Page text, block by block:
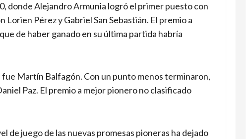
donde Alejandro Armunia logró el primer puesto con
Pérez y Gabriel San Sebastián. El premio a
de haber ganado en su última partida habría
Martín Balfagón. Con un punto menos terminaron,
Paz. El premio a mejor pionero no clasificado
de juego de las nuevas promesas pioneras ha dejado